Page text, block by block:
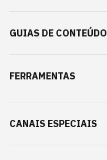
GUIAS DE CONTEÚDO
FERRAMENTAS
CANAIS ESPECIAIS